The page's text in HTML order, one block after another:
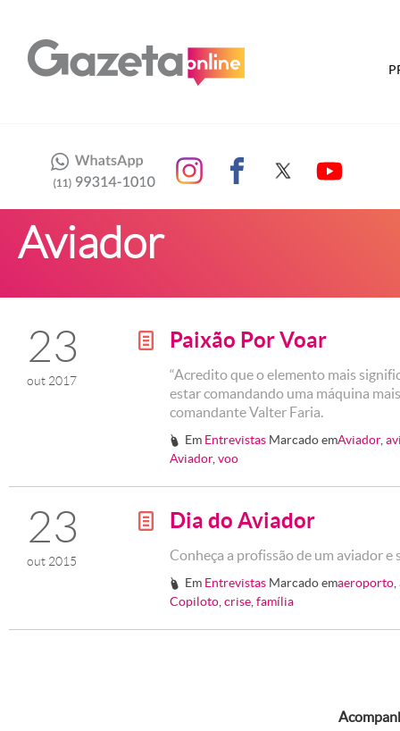
Aviador
23
out 2017
g Paixão Por Voar
“Acredito que o elemento mais
estar comandando uma máquina mais
comandante Valter Faria.
# Em Entrevistas Marcado emAviador,
Aviador, voo
23
out 2015
g Dia do Aviador
Conheça a profissão de um aviador
# Em Entrevistas Marcado emaeroporto ,
Copiloto crise família